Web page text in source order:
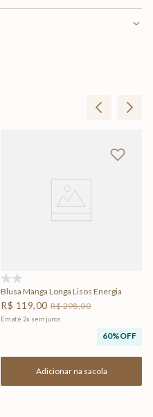
Blusa Manga Longa Lisos Energia
R$ 119,00 R$298,00
Em até 2x sem juros
60%OFF
Adicionar na sacola